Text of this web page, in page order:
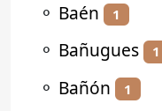
⚬ Baén 1
⚬ Bañugues 1
⚬ Bañón 1